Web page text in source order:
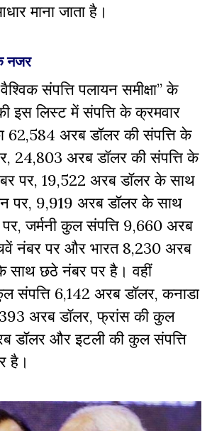
माना जाता है।
नजर
संपत्ति पलायन समीक्षा” के
इस लिस्ट में संपत्ति के क्रमवार
62,584 अरब डॉलर की संपत्ति के
24,803 अरब डॉलर की संपत्ति के
पर, 19,522 अरब डॉलर के साथ
पर, 9,919 अरब डॉलर के साथ
जर्मनी कुल संपत्ति 9,660 अरब
नंबर पर और भारत 8,230 अरब
साथ छठे नंबर पर है। वहीं
संपत्ति 6,142 अरब डॉलर, कनाडा
अरब डॉलर, फ्रांस की कुल
डॉलर और इटली की कुल संपत्ति
है।